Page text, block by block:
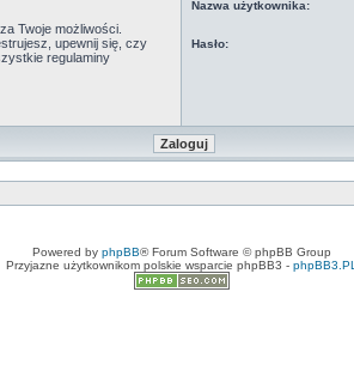
Twoje możliwości.
upewnij się, czy
regulaminy
Nazwa użytkownika:
Hasło:
Powered by phpBB® Forum Software © phpBB Group
Przyjazne użytkownikom polskie wsparcie phpBB3 - phpBB3.PL